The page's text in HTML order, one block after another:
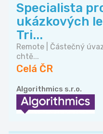
Specialista
ukázkových
Tri...
Remote | Částečný
chtě...
Celá ČR
Algorithmics s.r.o.